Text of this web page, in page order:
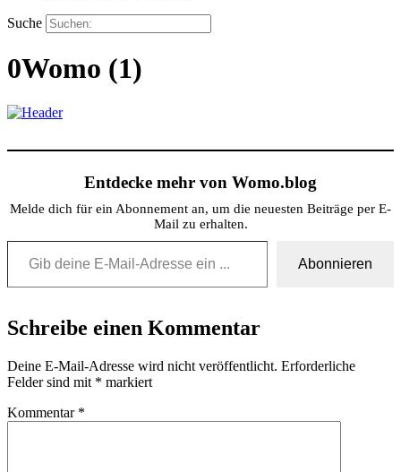
Suche
0Womo (1)
Entdecke mehr von Womo.blog
Melde dich für ein Abonnement an, um die neuesten Beiträge per E-
Mail zu erhalten.
Gib deine E-Mail-Adresse ein ...
Abonnieren
Schreibe einen Kommentar
Deine E-Mail-Adresse wird nicht veröffentlicht. Erforderliche
Felder sind mit * markiert
Kommentar *